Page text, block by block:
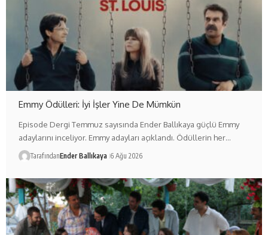
Emmy Ödülleri: İyi İşler Yine De Mümkün
Episode Dergi Temmuz sayısında Ender Ballıkaya güçlü Emmy
adaylarını inceliyor. Emmy adayları açıklandı. Ödüllerin her…
TarafındanEnder Ballıkaya 6 Ağu 2026